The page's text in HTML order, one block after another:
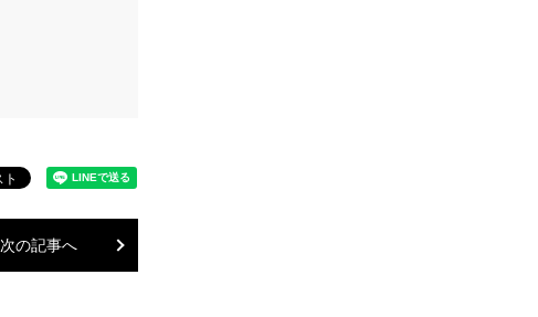
次の記事へ